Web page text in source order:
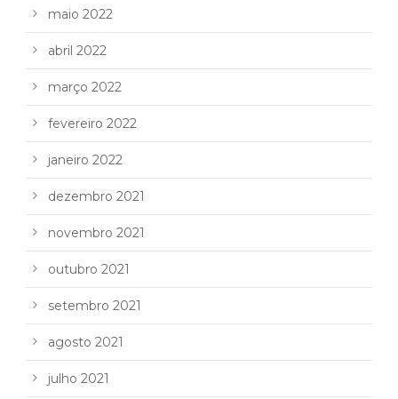
maio 2022
abril 2022
março 2022
fevereiro 2022
janeiro 2022
dezembro 2021
novembro 2021
outubro 2021
setembro 2021
agosto 2021
julho 2021